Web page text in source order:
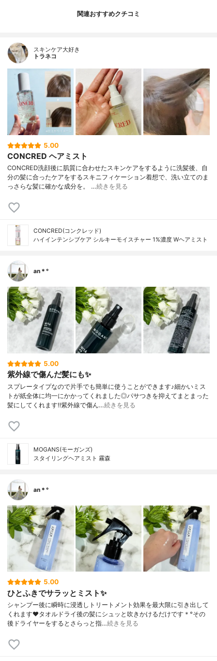
関連おすすめクチコミ
スキンケア大好き
トラネコ
5.00
CONCRED ヘアミスト
CONCRED洗顔後に肌質に合わせたスキンケアをするように洗髪後、自
分の髪に合ったケアをするスキニフィケーション着想で、洗い立てのま
っさらな髪に確かな成分を。 …続きを見る
CONCRED(コンクレッド)
ハイインテンシブケア シルキーモイスチャー 1%濃度 Wヘアミスト
an＊°
5.00
紫外線で傷んだ髪にも✨
スプレータイプなので片手でも簡単に使うことができます♪細かいミス
トが紙全体に均一にかかってくれました◎パサつきを抑えてまとまった
髪にしてくれます‼︎紫外線で傷ん…続きを見る
MOGANS(モーガンズ)
スタイリングヘアミスト 霧森
an＊°
5.00
ひとふきでサラッとミスト✨
シャンプー後に瞬時に浸透しトリートメント効果を最大限に引き出して
くれます❤︎タオルドライ後の髪にシュッと吹きかけるだけです＊°その
後ドライヤーをするとさらっと指…続きを見る